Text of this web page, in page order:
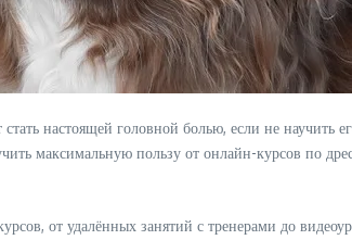
настоящей головной болью, если не
максимальную пользу от онлайн-курсов по
от удалённых занятий с тренерами до